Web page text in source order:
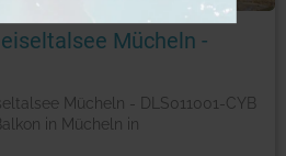
Mücheln -
Mücheln - DLS011001-CYB
in Mücheln in